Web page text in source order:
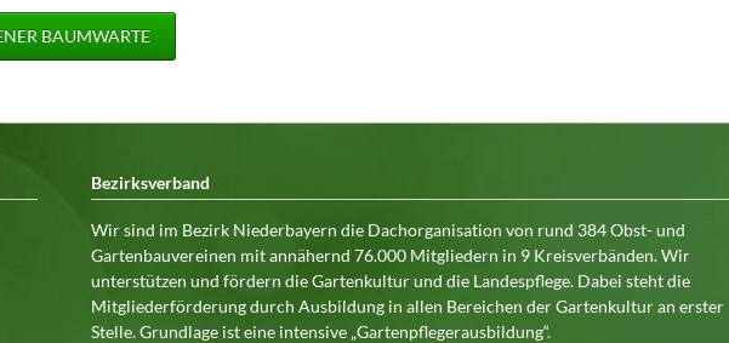
BAUMWARTE
Bezirksverband
Wir sind im Bezirk Niederbayern die Dachorganisation von rund 384 Obst- und
Gartenbauvereinen mit annähernd 76.000 Mitgliedern in 9 Kreisverbänden. Wir
unterstützen und fördern die Gartenkultur und die Landespflege. Dabei steht die
Mitgliederförderung durch Ausbildung in allen Bereichen der Gartenkultur an erster
Stelle. Grundlage ist eine intensive „Gartenpflegerausbildung“.